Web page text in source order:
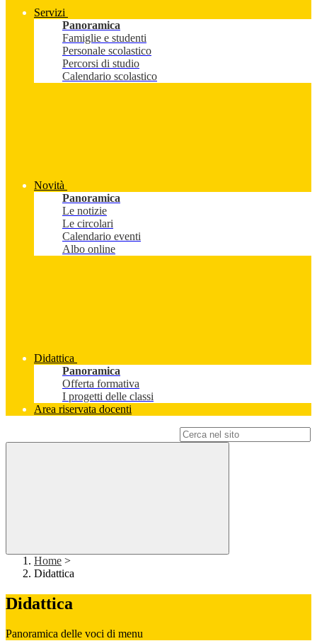
Servizi
Panoramica
Famiglie e studenti
Personale scolastico
Percorsi di studio
Calendario scolastico
Novità
Panoramica
Le notizie
Le circolari
Calendario eventi
Albo online
Didattica
Panoramica
Offerta formativa
I progetti delle classi
Area riservata docenti
Home >
Didattica
Didattica
Panoramica delle voci di menu